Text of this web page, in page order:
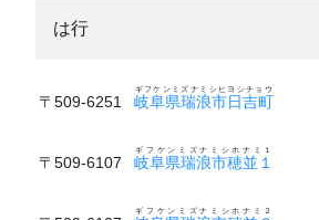
は行
〒509-6251 岐阜県瑞浪市日吉町
ギフケンミズナミシヒヨシチョウ
〒509-6107 岐阜県瑞浪市穂並１
ギフケンミズナミシホナミ１
ギフケンミズナミシホナミ２